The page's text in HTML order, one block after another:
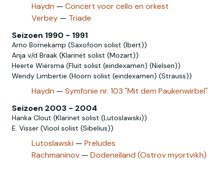
Haydn — Concert voor cello en orkest
Verbey — Triade
Seizoen 1990 - 1991
Arno Bornekamp (Saxofoon solist (Ibert))
Anja v/d Braak (Klarinet solist (Mozart))
Heerte Wiersma (Fluit solist (eindexamen) (Nielsen))
Wendy Limbertie (Hoorn solist (eindexamen) (Strauss))
Haydn — Symfonie nr. 103 "Mit dem Paukenwirbel"
Seizoen 2003 - 2004
Hanka Clout (Klarinet solist (Lutoslawski))
E. Visser (Viool solist (Sibelius))
Lutoslawski — Preludes
Rachmaninov — Dodeneiland (Ostrov myortvïkh)